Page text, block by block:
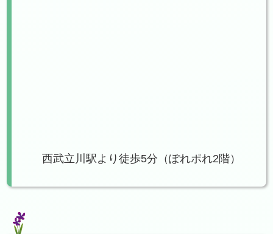
西武立川駅より徒歩5分（ぽれポれ2階）